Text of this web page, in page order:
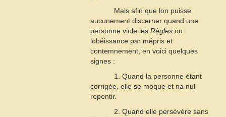
Mais afin que lon puisse
aucunement discerner quand une
personne viole les Règles ou
lobéissance par mépris et
contemnement, en voici quelques
signes :
1. Quand la personne étant
corrigée, elle se moque et na nul
repentir.
2. Quand elle persévère sans